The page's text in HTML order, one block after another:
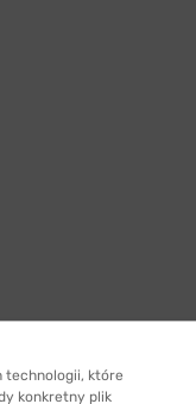
technologii, które
konkretny plik